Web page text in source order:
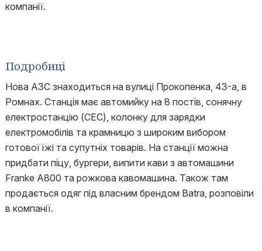
компанії.
Подробиці
Нова АЗС знаходиться на вулиці Прокопенка, 43-а, в
Ромнах. Станція має автомийку на 8 постів, сонячну
електростанцію (СЕС), колонку для зарядки
електромобілів та крамницю з широким вибором
готовоїїжі та супутніх товарів. На станції можна
придбати піцу, бургери, випити кави з автомашини
Franke A800 та рожкова кавомашина. Також там
продається одяг під власним брендом Batra, розповіли
в компанії.